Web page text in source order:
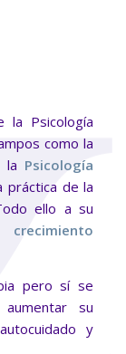
la Psicología
como la
la Psicología
práctica de la
ello a su
crecimiento
pero sí se
su
y